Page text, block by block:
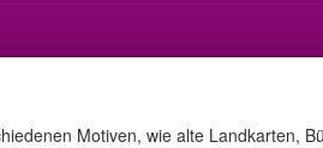
Motiven, wie alte Landkarten,